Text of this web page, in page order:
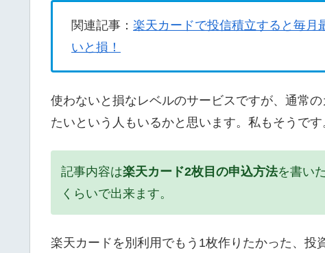
関連記事： 楽天カードで投信積立すると毎月
いと損！
使わないと損なレベルのサービスですが、通常
たいという人もいるかと思います。私もそうです
記事内容は楽天カード2枚目の申込方法を書い
くらいで出来ます。
楽天カードを別利用でもう1枚作りたかった、